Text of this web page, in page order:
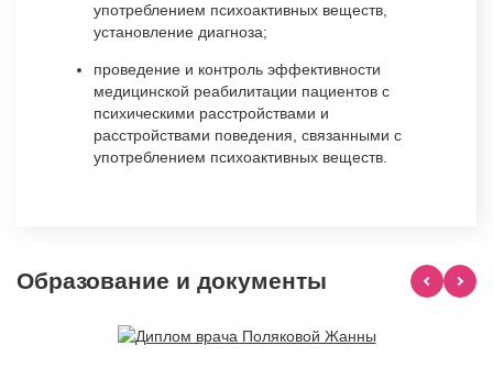
употреблением психоактивных веществ,
установление диагноза;
проведение и контроль эффективности
медицинской реабилитации пациентов с
психическими расстройствами и
расстройствами поведения, связанными с
употреблением психоактивных веществ.
Образование и документы